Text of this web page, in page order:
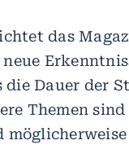
das
neue
die Dauer der
Themen